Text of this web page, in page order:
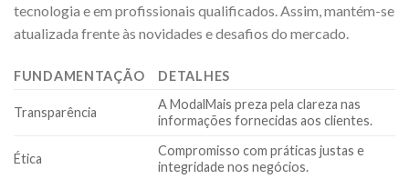
tecnologia e em profissionais qualificados. Assim, mantém-se
atualizada frente às novidades e desafios do mercado.
FUNDAMENTAÇÃO DETALHES
Transparência
A ModalMais preza pela clareza nas
informações fornecidas aos clientes.
Ética
Compromisso com práticas justas e
integridade nos negócios.